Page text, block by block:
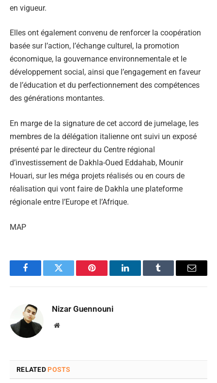
en vigueur.
Elles ont également convenu de renforcer la coopération
basée sur l’action, l’échange culturel, la promotion
économique, la gouvernance environnementale et le
développement social, ainsi que l’engagement en faveur
de l’éducation et du perfectionnement des compétences
des générations montantes.
En marge de la signature de cet accord de jumelage, les
membres de la délégation italienne ont suivi un exposé
présenté par le directeur du Centre régional
d’investissement de Dakhla-Oued Eddahab, Mounir
Houari, sur les méga projets réalisés ou en cours de
réalisation qui vont faire de Dakhla une plateforme
régionale entre l’Europe et l’Afrique.
MAP
FacebookTwitter Pinterest LinkedInTumblr Email
Nizar Guennouni
Website
RELATED POSTS